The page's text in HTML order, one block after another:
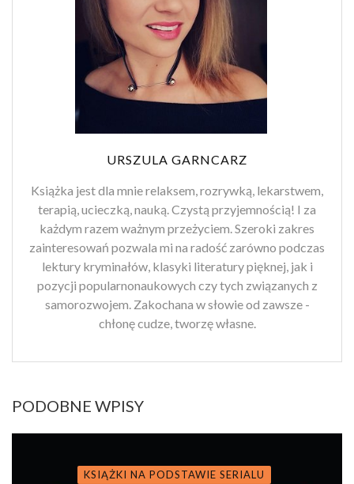
URSZULA GARNCARZ
Książka jest dla mnie relaksem, rozrywką, lekarstwem,
terapią, ucieczką, nauką. Czystą przyjemnością! I za
każdym razem ważnym przeżyciem. Szeroki zakres
zainteresowań pozwala mi na radość zarówno podczas
lektury kryminałów, klasyki literatury pięknej, jak i
pozycji popularnonaukowych czy tych związanych z
samorozwojem. Zakochana w słowie od zawsze -
chłonę cudze, tworzę własne.
PODOBNE WPISY
KSIĄŻKI NA PODSTAWIE SERIALU